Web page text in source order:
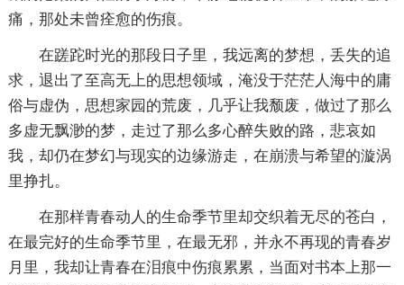
痛，那处未曾痊愈的伤痕。
在蹉跎时光的那段日子里，我远离的梦想，丢失的追
求，退出了至高无上的思想领域，淹没于茫茫人海中的庸
俗与虚伪，思想家园的荒废，几乎让我颓废，做过了那么
多虚无飘渺的梦，走过了那么多心醉失败的路，悲哀如
我，却仍在梦幻与现实的边缘游走，在崩溃与希望的漩涡
里挣扎。
在那样青春动人的生命季节里却交织着无尽的苍白，
在最完好的生命季节里，在最无邪，并永不再现的青春岁
月里，我却让青春在泪痕中伤痕累累，当面对书本上那一